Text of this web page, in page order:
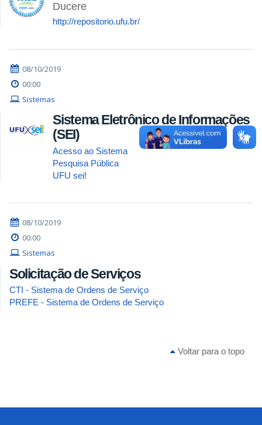
Ducere
http://repositorio.ufu.br/
08/10/2019
00:00
Sistemas
Sistema Eletrônico de Informações
(SEI)
Acesso ao Sistema
Pesquisa Pública
UFU sei!
08/10/2019
00:00
Sistemas
Solicitação de Serviços
CTI - Sistema de Ordens de Serviço
PREFE - Sistema de Ordens de Serviço
Voltar para o topo